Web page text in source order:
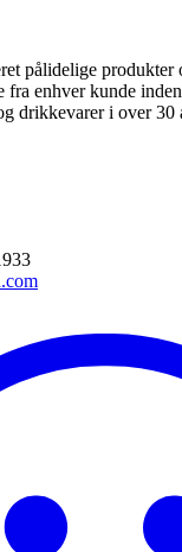
pålidelige produkter
fra enhver kunde
drikkevarer i over 30